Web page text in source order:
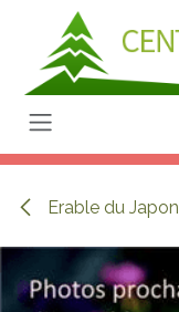
Se rendre au contenu
Erable du Japon